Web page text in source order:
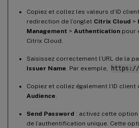
Copiez et collez les valeurs d’ID
redirection de l’onglet Citrix Cloud >
Management > Authentication pour
Citrix Cloud.
Saisissez correctement l’URL de la
Issuer Name. Par exemple, https://
Copiez et collez également l’ID client
Audience.
Send Password : activez cette
de l’authentification unique. Cette